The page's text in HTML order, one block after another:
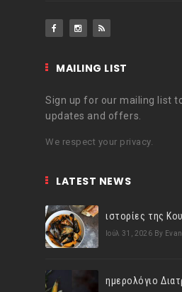
MAILING LIST
Sign up for our mailing list
updates and offers.
We respect your privacy.
LATEST NEWS
Ιούλ 31, 2026 By